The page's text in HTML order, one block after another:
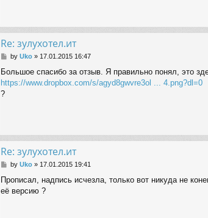
Re: зулухотел.ит
P
s
t
by Uko» 17.01.2015 16:47
Большое спасибо за отзыв. Я правильно понял, это
https://www.dropbox.com/s/agyd8gwvre3ol ... 4.png?dl=0
?
Re: зулухотел.ит
P
s
t
by Uko» 17.01.2015 19:41
Прописал, надпись исчезла, только вот никуда не
её версию ?